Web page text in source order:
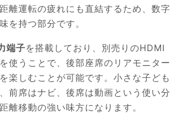
離運転の疲れにも直結するため、数字
を持つ部分です。
端子を搭載しており、別売りのHDMI
使うことで、後部座席のリアモニター
楽しむことが可能です。小さな子ども
前席はナビ、後席は動画という使い分
離移動の強い味方になります。